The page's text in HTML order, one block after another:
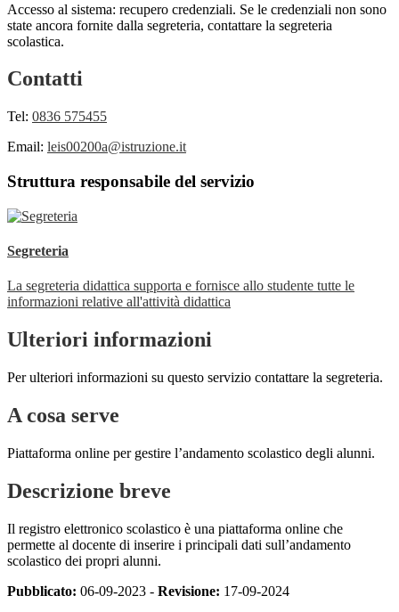
Accesso al sistema: recupero credenziali. Se le credenziali non sono
state ancora fornite dalla segreteria, contattare la segreteria
scolastica.
Contatti
Tel: 0836 575455
Email: leis00200a@istruzione.it
Struttura responsabile del servizio
Segreteria
La segreteria didattica supporta e fornisce allo studente tutte le
informazioni relative all'attività didattica
Ulteriori informazioni
Per ulteriori informazioni su questo servizio contattare la segreteria.
A cosa serve
Piattaforma online per gestire l’andamento scolastico degli alunni.
Descrizione breve
Il registro elettronico scolastico è una piattaforma online che
permette al docente di inserire i principali dati sull’andamento
scolastico dei propri alunni.
Pubblicato: 06-09-2023 - Revisione: 17-09-2024